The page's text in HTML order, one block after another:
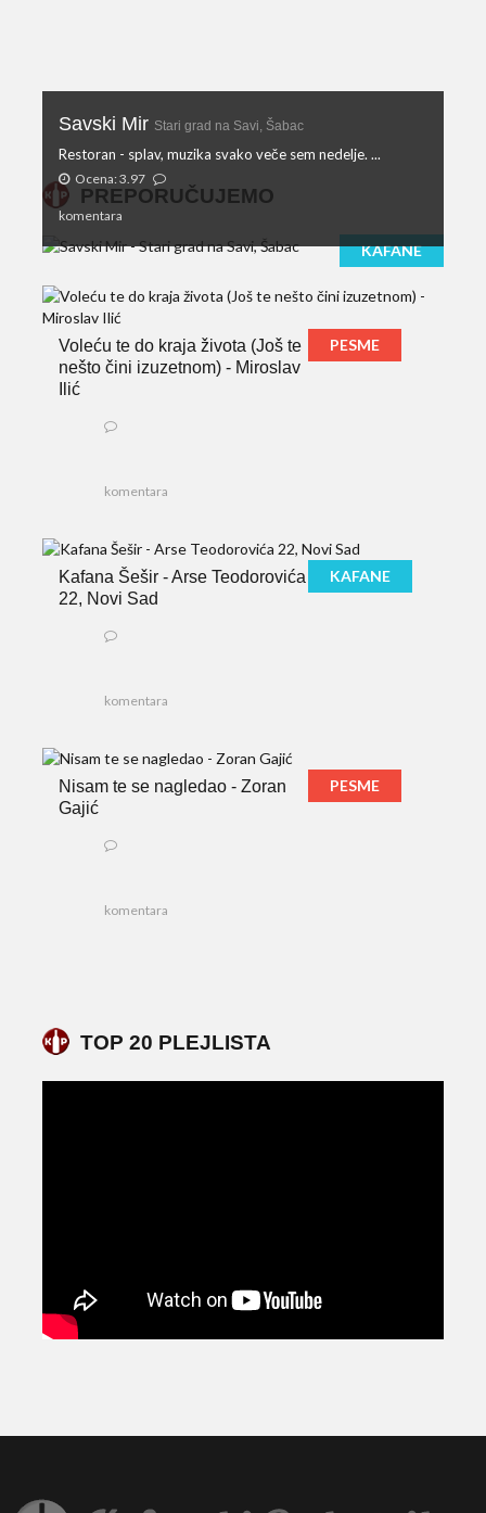
PREPORUČUJEMO
KAFANE
Savski Mir Stari grad na Savi, Šabac
Restoran - splav, muzika svako veče sem nedelje. ...
Ocena: 3.97
komentara
Voleću te do kraja života (Još te
nešto čini izuzetnom) - Miroslav
Ilić
PESME
komentara
Kafana Šešir - Arse Teodorovića
22, Novi Sad
KAFANE
komentara
Nisam te se nagledao - Zoran
Gajić
PESME
komentara
TOP 20 PLEJLISTA